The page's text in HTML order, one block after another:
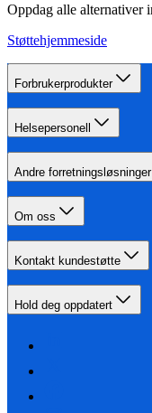
Oppdag alle alternativer
Støttehjemmeside
Forbrukerprodukter
Helsepersonell
Andre forretningsløsninger
Om oss
Kontakt kundestøtte
Hold deg oppdatert